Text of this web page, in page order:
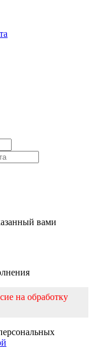
вами
на обработку